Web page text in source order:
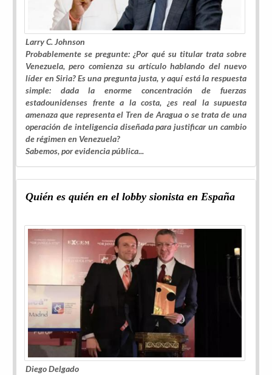
Larry C. Johnson
Probablemente se pregunte: ¿Por qué su titular trata sobre
Venezuela, pero comienza su artículo hablando del nuevo
líder en Siria? Es una pregunta justa, y aquí está la respuesta
simple: dada la enorme concentración de fuerzas
estadounidenses frente a la costa, ¿es real la supuesta
amenaza que representa el Tren de Aragua o se trata de una
operación de inteligencia diseñada para justificar un cambio
de régimen en Venezuela?
Sabemos, por evidencia pública...
Quién es quién en el lobby sionista en España
Diego Delgado